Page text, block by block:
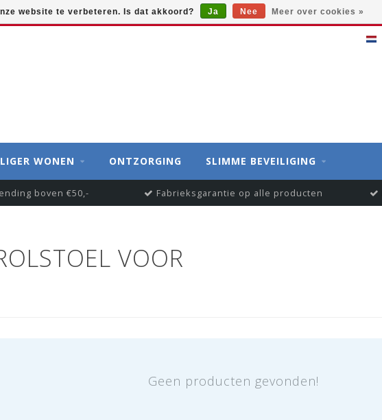
WONEN ONTZORGING SLIMME BEVEILIGING
boven €50,- Fabrieksgarantie op alle producten
VOOR
Geen producten gevonden!
website te verbeteren. Is dat akkoord? Ja Nee Meer over cookies »